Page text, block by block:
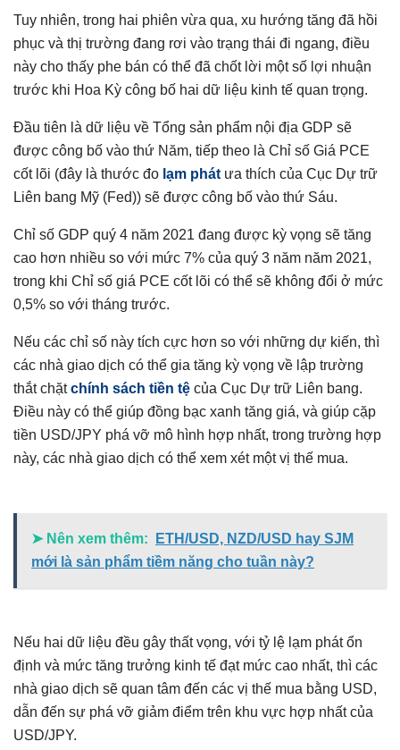
Tuy nhiên, trong hai phiên vừa qua, xu hướng tăng đã hồi
phục và thị trường đang rơi vào trạng thái đi ngang, điều
này cho thấy phe bán có thể đã chốt lời một số lợi nhuận
trước khi Hoa Kỳ công bố hai dữ liệu kinh tế quan trọng.
Đầu tiên là dữ liệu về Tổng sản phẩm nội địa GDP sẽ
được công bố vào thứ Năm, tiếp theo là Chỉ số Giá PCE
cốt lõi (đây là thước đo lạm phát ưa thích của Cục Dự trữ
Liên bang Mỹ (Fed)) sẽ được công bố vào thứ Sáu.
Chỉ số GDP quý 4 năm 2021 đang được kỳ vọng sẽ tăng
cao hơn nhiều so với mức 7% của quý 3 năm năm 2021,
trong khi Chỉ số giá PCE cốt lõi có thể sẽ không đổi ở mức
0,5% so với tháng trước.
Nếu các chỉ số này tích cực hơn so với những dự kiến, thì
các nhà giao dịch có thể gia tăng kỳ vọng về lập trường
thắt chặtchính sách tiền tệ của Cục Dự trữ Liên bang.
Điều này có thể giúp đồng bạc xanh tăng giá, và giúp cặp
tiền USD/JPY phá vỡ mô hình hợp nhất, trong trường hợp
này, các nhà giao dịch có thể xem xét một vị thế mua.
➤ Nên xem thêm:
ETH/USD, NZD/USD hay SJM
mới là sản phẩm tiềm năng cho tuần này?
Nếu hai dữ liệu đều gây thất vọng, với tỷ lệ lạm phát ổn
định và mức tăng trưởng kinh tế đạt mức cao nhất, thì các
nhà giao dịch sẽ quan tâm đến các vị thế mua bằng USD,
dẫn đến sự phá vỡ giảm điểm trên khu vực hợp nhất của
USD/JPY.